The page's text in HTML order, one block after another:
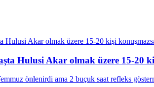
Hulusi Akar olmak üzere 15-20